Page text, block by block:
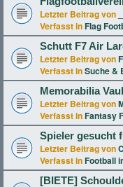
Letzter Beitrag von
Verfasst in Flag
Schutt F7 Air
Letzter Beitrag von
Verfasst inSuche &
Memorabilia
Letzter Beitrag von
Verfasst in Fantasy
Spieler gesucht
Letzter Beitrag von
Verfasst in Football
[BIETE]